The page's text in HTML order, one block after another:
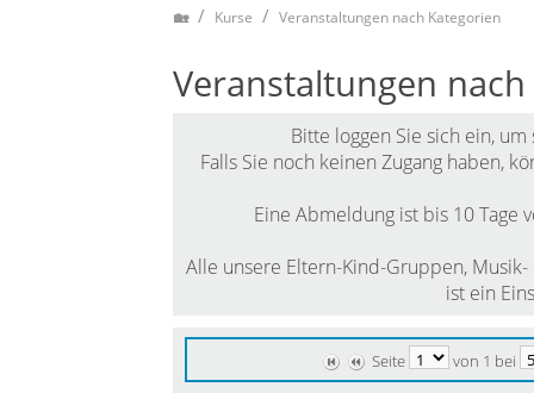
HomeKurse Veranstaltungen nach Kategorien
Veranstaltungen
Bitte loggen Sie sich ein, um
Falls Sie noch keinen Zugang haben,
Eine Abmeldung ist bis 10 Tage
Alle unsere Eltern-Kind-Gruppen,
ist ein
Seite von 1 bei